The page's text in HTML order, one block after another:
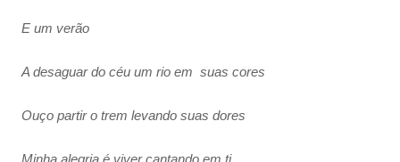
E um verão
A desaguar do céu um rio em suas cores
Ouço partir o trem levando suas dores